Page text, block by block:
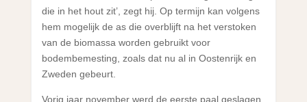
die in het hout zit’, zegt hij. Op termijn kan volgens
hem mogelijk de as die overblijft na het verstoken
van de biomassa worden gebruikt voor
bodembemesting, zoals dat nu al in Oostenrijk en
Zweden gebeurt.
Vorig jaar november werd de eerste paal geslagen